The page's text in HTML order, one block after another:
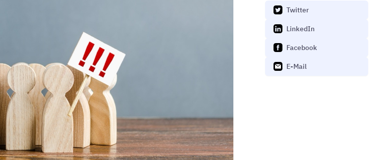
Twitter
LinkedIn
Facebook
E-Mail